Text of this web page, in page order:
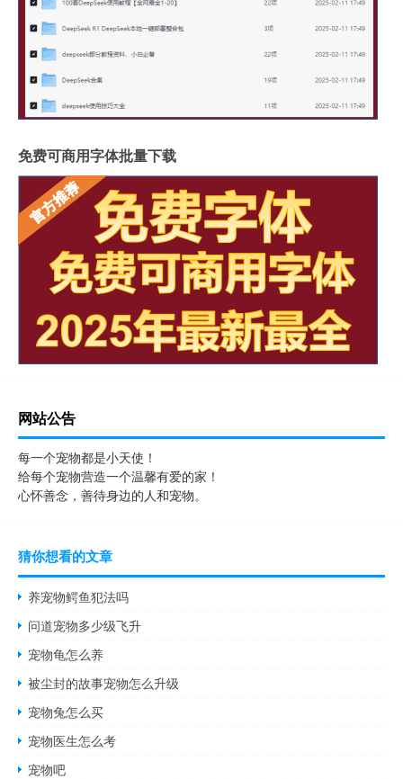
免费可商用字体批量下载
网站公告
每一个宠物都是小天使！
给每个宠物营造一个温馨有爱的家！
心怀善念，善待身边的人和宠物。
猜你想看的文章
养宠物鳄鱼犯法吗
问道宠物多少级飞升
宠物龟怎么养
被尘封的故事宠物怎么升级
宠物兔怎么买
宠物医生怎么考
宠物吧